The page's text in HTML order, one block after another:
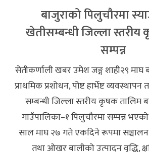
बाजुराको पिलुचौरमा
खेतीसम्बन्धी जिल्ला
सम्पन्न
सेतीकर्णाली खबर उमेश जङ्ग शाही२९ माघ
प्राथमिक प्रशोधन, पोष्ट हार्भेष्ट
सम्बन्धी जिल्ला स्तरीय कृषक तालिम
गाउँपालिका–१ पिलुचौरमा सम्पन्न
साल माघ २७ गते एकदिने रूपमा सञ्चालन
तथा ओखर बालीको उत्पादन वृद्धि,